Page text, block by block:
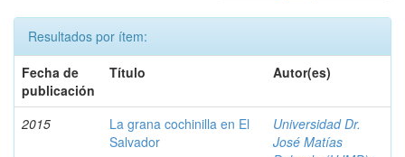
Resultados por ítem:
Fecha de
publicación
Título Autor(es)
2015
La grana cochinilla en El
Salvador
Universidad Dr.
José Matías